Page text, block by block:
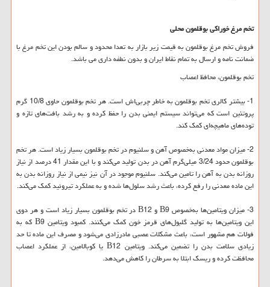
تخم مرغ خوراکی بوقلمون محلی
فروش تخم مرغ بوقلمون به قیمت زیر بازار به تعدا محدود و سالم بودن این تخم مرغ با
ضمانت نامه و ارسال به تمام نقاط ایران و بدون نطفه داری می باشد.
تخم بوقلمون، محافظ اعصاب
1- بیشتر کالری تخم بوقلمون به خاطر چربی‌اش است. هر تخم بوقلمون حاوی 10/8 گرم
پروتئین است که می‌تواند سیستم ایمنی بدن را حفظ کرده و به رشد بافت‌های تازه و
توده‌های ماهیچه‌ای کمک کند.
2- میزان مواد معدنی به‌خصوص آهن و سلنیوم در تخم بوقلمون بسیار زیاد است. هر تخم
بوقلمون حدود 3/24 میلی‌گرم آهن در بدن تولید می‌کند و با این مقدار 41 درصد از نیاز
روزانه بدن به آهن را تامین می‌کند. سلنیوم موجود در آن نیز نیمی از نیاز روزانه بدن به
این ماده معدنی را رفع کرده، باعث رشد سلول‌ها شده و به عملکرد تیروئید کمک می‌کند.
3- میزان ویتامین‌ها به‌خصوص
B9وB12در تخم بوقلمون بسیار زیاد است و هر دوی
این ویتامین‌ها به تولید گلبول‌های قرمز خون کمک می‌کنند. کمبود ویتامین B9 که به
فولات هم مشهور است، باعث مشکلات عصبی مادرزادی می‌شود و مصرف این ماده تا حد
زیادی سلامت بدن را تضمین می‌کند. ویتامین B12 یا کوبالامین، از عملکرد اعصاب
محافظت کرده و ریسک ابتلا به سرطان را کاهش می‌دهد.